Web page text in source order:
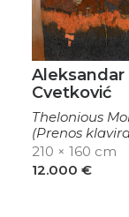
Aleksandar
Cvetković
Thelonious
(Prenos
210 × 160 cm
12.000 €